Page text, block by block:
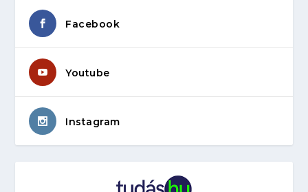
Facebook
Youtube
Instagram